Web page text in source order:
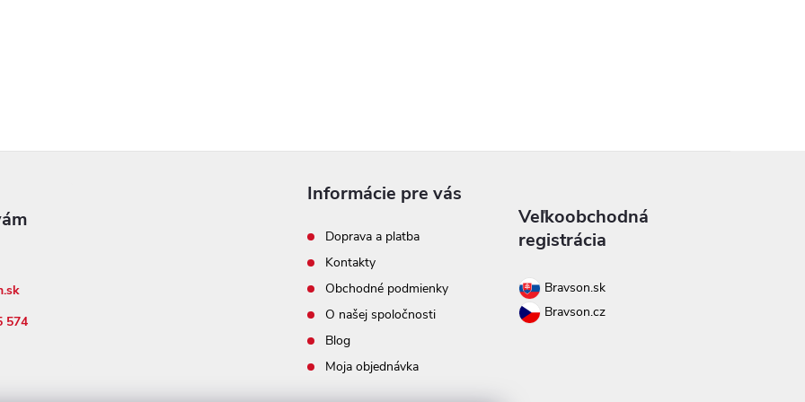
574
Informácie pre vás
Doprava a platba
Kontakty
Obchodné podmienky
O našej spoločnosti
Blog
Moja objednávka
Veľkoobchodná
registrácia
Bravson.sk
Bravson.cz